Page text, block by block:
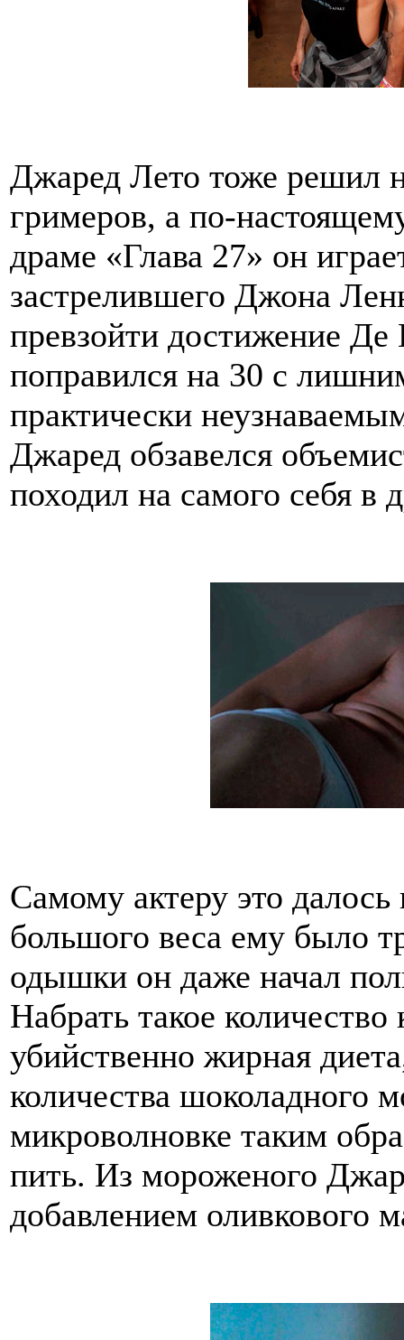
Джаред Лето тоже решил
гримеров, а по-
драме «Глава 27» он
застрелившего Джона
превзойти достижение
поправился на 30 с
практически
Джаред обзавелся
походил на самого себя в
Самому актеру это
большого веса ему было
одышки он даже начал
Набрать такое
убийственно жирная
количества шоколадного
микроволновке таким
пить. Из мороженого
добавлением оливкового